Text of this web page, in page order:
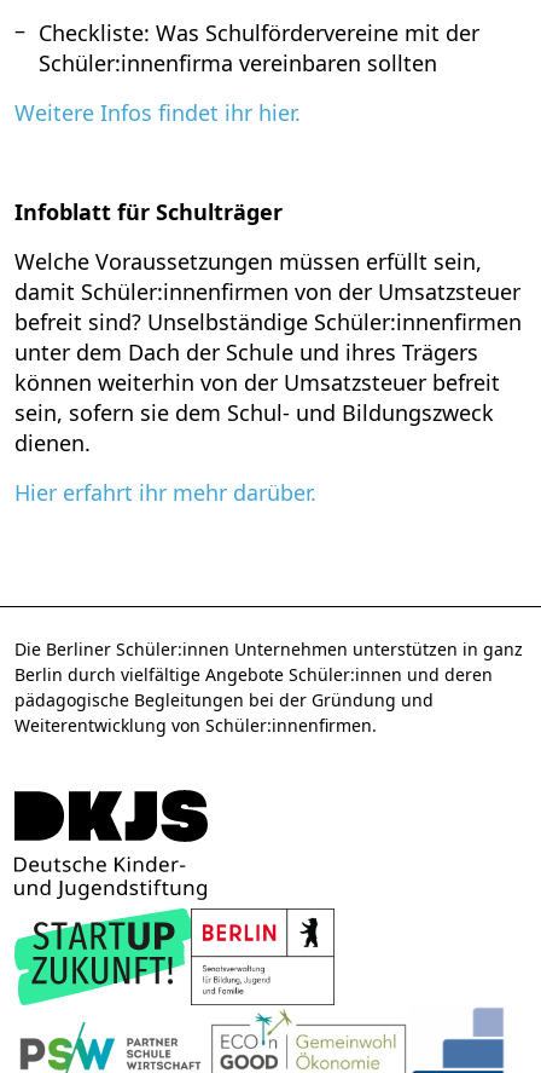
Checkliste: Was Schulfördervereine mit der
Schüler:innenfirma vereinbaren sollten
Weitere Infos findet ihr hier.
Infoblatt für Schulträger
Welche Voraussetzungen müssen erfüllt sein,
damit Schüler:innenfirmen von der Umsatzsteuer
befreit sind? Unselbständige Schüler:innenfirmen
unter dem Dach der Schule und ihres Trägers
können weiterhin von der Umsatzsteuer befreit
sein, sofern sie dem Schul- und Bildungszweck
dienen.
Hier erfahrt ihr mehr darüber.
Die Berliner Schüler:innen Unternehmen unterstützen in ganz
Berlin durch vielfältige Angebote Schüler:innen und deren
pädagogische Begleitungen bei der Gründung und
Weiterentwicklung von Schüler:innenfirmen.